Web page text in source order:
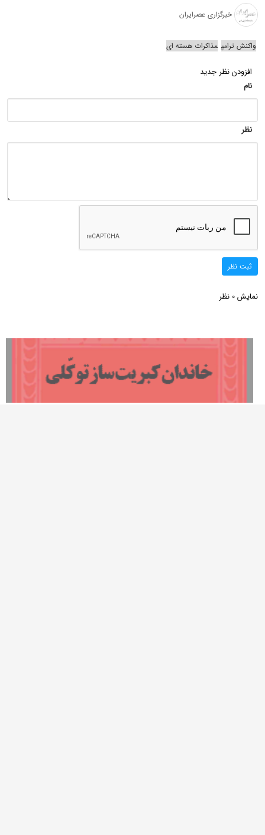
خبرگزاری عصرایران
واکنش ترامپ مذاکرات هسته ای
افزودن نظر جدید
نام
نظر
ثبت نظر
نمایش 0 نظر